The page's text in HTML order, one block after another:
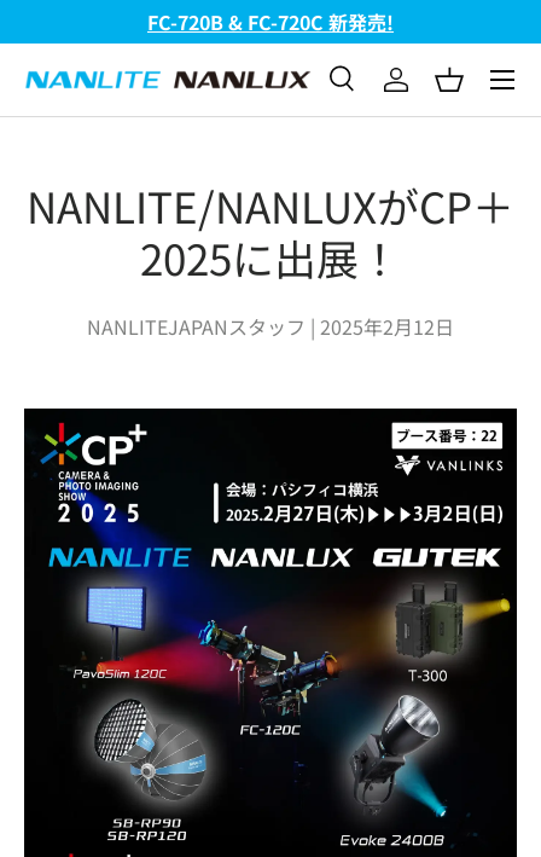
コンテンツへスキップ
FC-720B & FC-720C 新発売!
検索
検索 ログインバスケッ
メニ
NANLITE/NANLUXがCP＋
2025に出展！
NANLITEJAPANスタッフ | 2025年2月12日